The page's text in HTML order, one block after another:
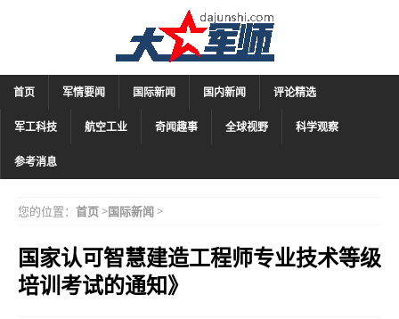
首页 军情要闻 国际新闻 国内新闻 评论精选
军工科技 航空工业 奇闻趣事 全球视野 科学观察
参考消息
您的位置： 首页>国际新闻>
国家认可智慧建造工程师专业技术等级
培训考试的通知》